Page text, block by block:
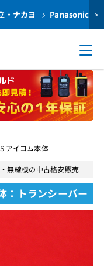
・ナカヨ Panasonic >
アイコム本体
無線機の中古格安販売
：トランシーバー